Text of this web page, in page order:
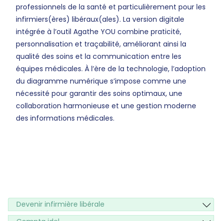
professionnels de la santé et particulièrement pour les
infirmiers(ères) libéraux(ales). La version digitale
intégrée à l’outil Agathe YOU combine praticité,
personnalisation et traçabilité, améliorant ainsi la
qualité des soins et la communication entre les
équipes médicales. À l’ère de la technologie, l’adoption
du diagramme numérique s’impose comme une
nécessité pour garantir des soins optimaux, une
collaboration harmonieuse et une gestion moderne
des informations médicales.
Devenir infirmière libérale